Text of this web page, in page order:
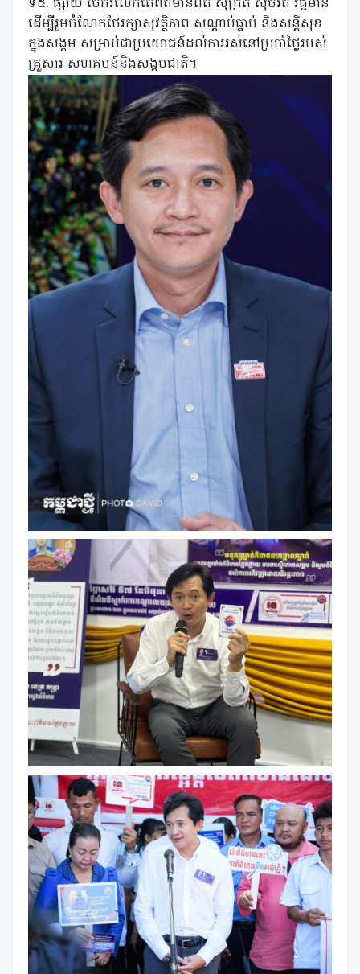
ទី៥. ផ្សាយ ចែករំលែកតែព័ត៌មានពិត សុក្រឹត សុចរិត វិជ្ជមាន
ដើម្បីរួមចំណែកថែរក្សាសុវត្ថិភាព សណ្តាប់ធ្នាប់ និងសន្តិសុខ
ក្នុងសង្គម សម្រាប់ជាប្រយោជន៍ដល់ការរស់នៅប្រចាំថ្ងៃរបស់
គ្រួសារ សហគមន៍និងសង្គមជាតិ។